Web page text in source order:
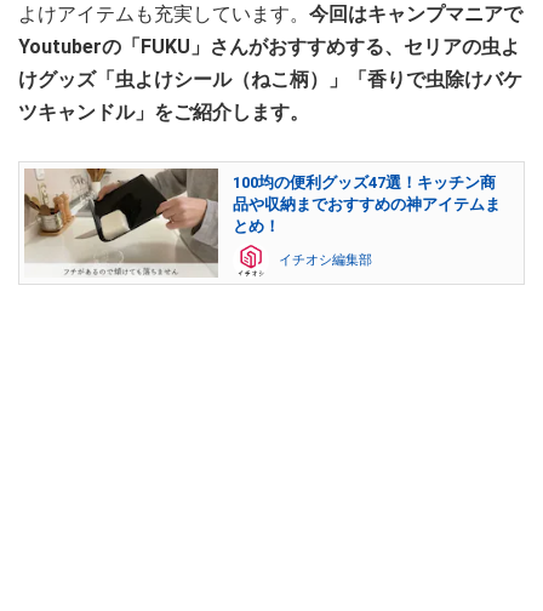
よけアイテムも充実しています。 今回はキャンプマニアで
Youtuberの「FUKU」さんがおすすめする、セリアの虫よ
けグッズ「虫よけシール（ねこ柄）」「香りで虫除けバケ
ツキャンドル」をご紹介します。
100均の便利グッズ47選！キッチン商
品や収納までおすすめの神アイテムま
とめ！
イチオシ編集部